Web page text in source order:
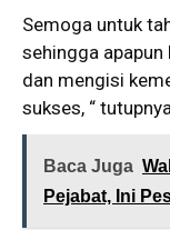
Semoga untuk
sehingga
dan mengisi
sukses, “
Baca Juga
Pejabat, Ini